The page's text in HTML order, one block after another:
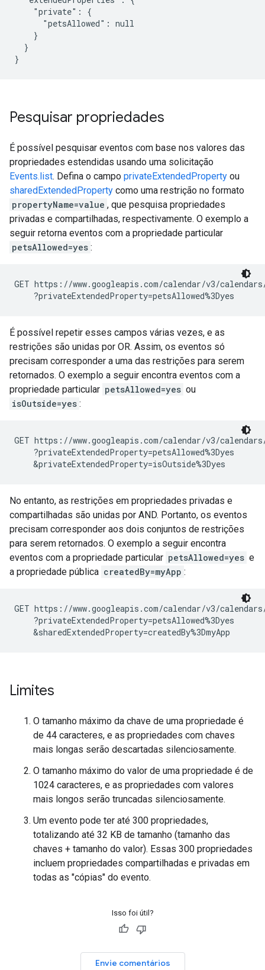
    "private": {
      "petsAllowed": null
    }
  }
Pesquisar propriedades
É possível pesquisar eventos com base nos valores das
propriedades estendidas usando uma solicitação
Events.list. Defina o campo privateExtendedProperty ou
sharedExtendedProperty como uma restrição no formato
propertyName=value , que pesquisa propriedades
privadas e compartilhadas, respectivamente. O exemplo a
seguir retorna eventos com a propriedade particular
petsAllowed=yes :
GET https://www.googleapis.com/calendar/v3/
    ?privateExtendedProperty=petsAllowed%3Dyes
É possível repetir esses campos várias vezes, e as
restrições são unidas por OR. Assim, os eventos só
precisam corresponder a uma das restrições para serem
retornados. O exemplo a seguir encontra eventos com a
propriedade particular petsAllowed=yes ou
isOutside=yes :
GET https://www.googleapis.com/calendar/v3/
    ?privateExtendedProperty=petsAllowed%3Dyes
    &privateExtendedProperty=isOutside%3Dyes
No entanto, as restrições em propriedades privadas e
compartilhadas são unidas por AND. Portanto, os eventos
precisam corresponder aos dois conjuntos de restrições
para serem retornados. O exemplo a seguir encontra
eventos com a propriedade particular petsAllowed=yes e
a propriedade pública createdBy=myApp :
GET https://www.googleapis.com/calendar/v3/
    ?privateExtendedProperty=petsAllowed%3Dyes
    &sharedExtendedProperty=createdBy%3DmyApp
Limites
O tamanho máximo da chave de uma propriedade é
de 44 caracteres, e as propriedades com chaves
mais longas serão descartadas silenciosamente.
O tamanho máximo do valor de uma propriedade é de
1024 caracteres, e as propriedades com valores
mais longos serão truncadas silenciosamente.
Um evento pode ter até 300 propriedades,
totalizando até 32 KB de tamanho (tamanho das
chaves + tamanho do valor). Essas 300 propriedades
incluem propriedades compartilhadas e privadas em
todas as "cópias" do evento.
Isso foi útil?
Envie comentários